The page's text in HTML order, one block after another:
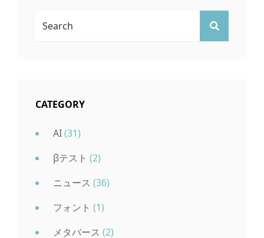
検
CATEGORY
AI(31)
βテスト (2)
ニュース (36)
フォント (1)
メタバース (2)